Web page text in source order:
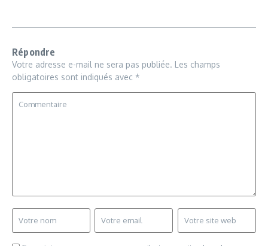
Répondre
Votre adresse e-mail ne sera pas publiée. Les champs
obligatoires sont indiqués avec *